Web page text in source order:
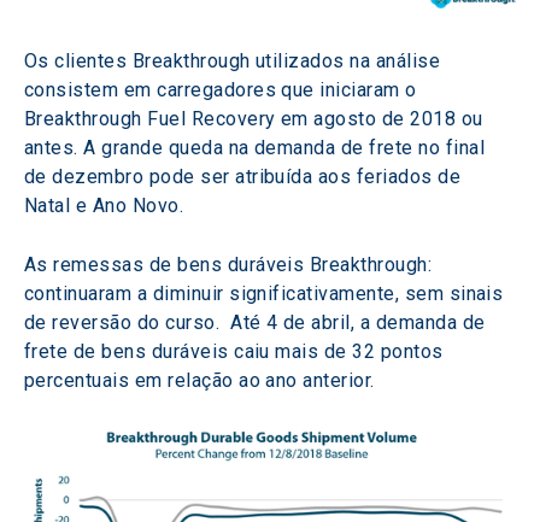
Os clientes Breakthrough utilizados na análise
consistem em carregadores que iniciaram o
Breakthrough Fuel Recovery em agosto de 2018 ou
antes. A grande queda na demanda de frete no final
de dezembro pode ser atribuída aos feriados de
Natal e Ano Novo.
As remessas de bens duráveis Breakthrough:
continuaram a diminuir significativamente, sem sinais
de reversão do curso.  Até 4 de abril, a demanda de
frete de bens duráveis caiu mais de 32 pontos
percentuais em relação ao ano anterior.